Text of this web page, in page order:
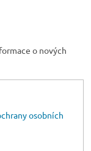
o nových
osobních